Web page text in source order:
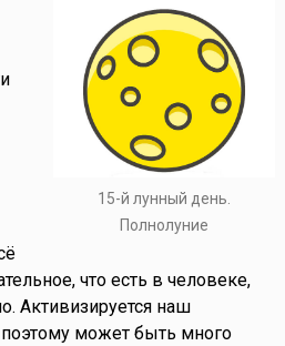
15-й лунный день.
Полнолуние
что есть в человеке,
Активизируется наш
поэтому может быть много